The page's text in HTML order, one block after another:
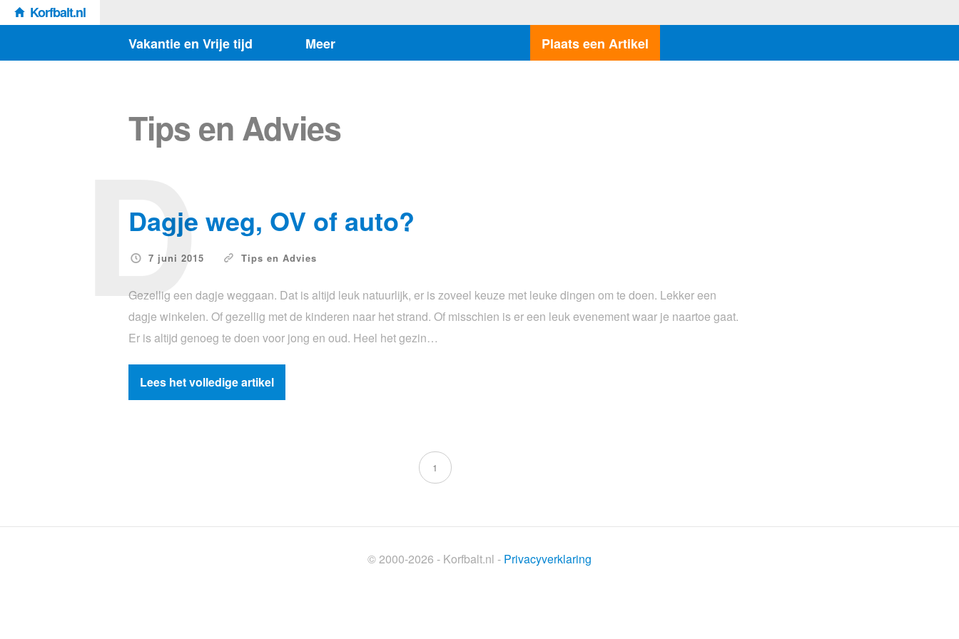
Korfbalt.nl
Vakantie en Vrije tijd
Meer Plaats een Artikel
Tips en Advies
Dagje weg, OV of auto?
7 juni 2015 Tips en Advies
D
Gezellig een dagje weggaan. Dat is altijd leuk natuurlijk, er is zoveel keuze met leuke dingen om te doen. Lekker een
dagje winkelen. Of gezellig met de kinderen naar het strand. Of misschien is er een leuk evenement waar je naartoe gaat.
Er is altijd genoeg te doen voor jong en oud. Heel het gezin…
Lees het volledige artikel
1
© 2000-2026 - Korfbalt.nl - Privacyverklaring